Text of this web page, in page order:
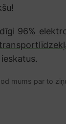
96%
mums par to